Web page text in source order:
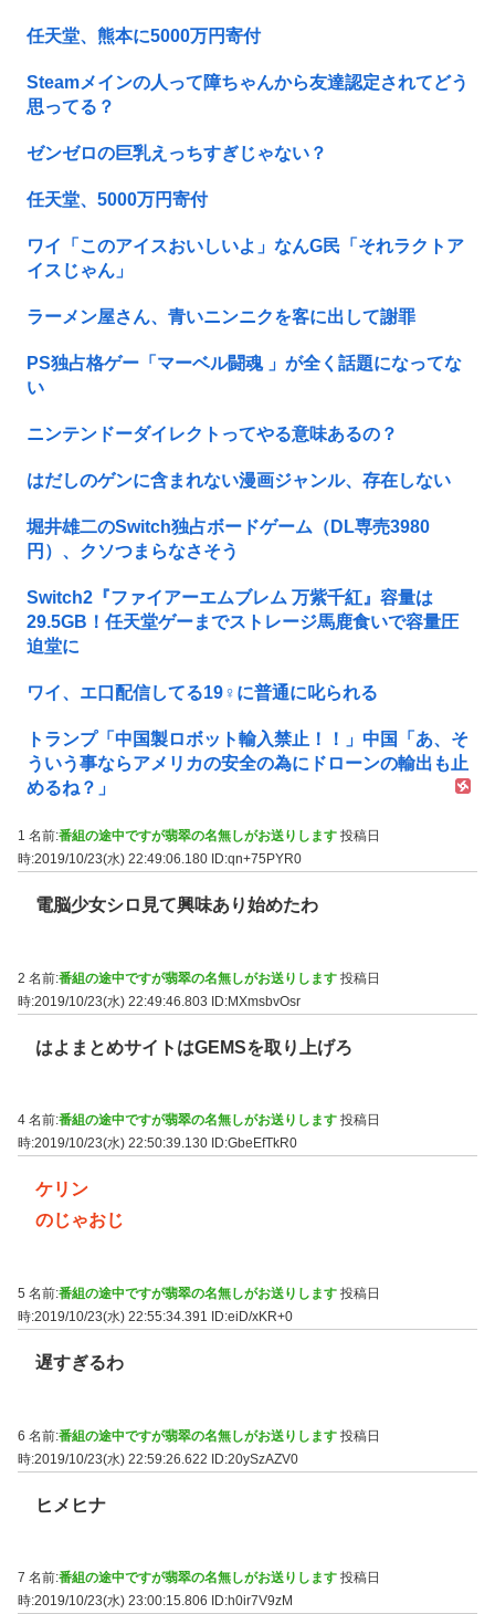
任天堂、熊本に5000万円寄付
Steamメインの人って障ちゃんから友達認定されてどう
思ってる？
ゼンゼロの巨乳えっちすぎじゃない？
任天堂、5000万円寄付
ワイ「このアイスおいしいよ」なんG民「それラクトア
イスじゃん」
ラーメン屋さん、青いニンニクを客に出して謝罪
PS独占格ゲー「マーベル闘魂 」が全く話題になってな
い
ニンテンドーダイレクトってやる意味あるの？
はだしのゲンに含まれない漫画ジャンル、存在しない
堀井雄二のSwitch独占ボードゲーム（DL専売3980
円）、クソつまらなさそう
Switch2『ファイアーエムブレム 万紫千紅』容量は
29.5GB！任天堂ゲーまでストレージ馬鹿食いで容量圧
迫堂に
ワイ、エ口配信してる19♀に普通に叱られる
トランプ「中国製ロボット輸入禁止！！」中国「あ、そ
ういう事ならアメリカの安全の為にドローンの輸出も止
めるね？」
1 名前:番組の途中ですが翡翠の名無しがお送りします 投稿日
時:2019/10/23(水) 22:49:06.180 ID:qn+75PYR0
電脳少女シロ見て興味あり始めたわ
2 名前:番組の途中ですが翡翠の名無しがお送りします 投稿日
時:2019/10/23(水) 22:49:46.803 ID:MXmsbvOsr
はよまとめサイトはGEMSを取り上げろ
4 名前:番組の途中ですが翡翠の名無しがお送りします 投稿日
時:2019/10/23(水) 22:50:39.130 ID:GbeEfTkR0
ケリン
のじゃおじ
5 名前:番組の途中ですが翡翠の名無しがお送りします 投稿日
時:2019/10/23(水) 22:55:34.391
ID:eiD/xKR+0
遅すぎるわ
6 名前:番組の途中ですが翡翠の名無しがお送りします 投稿日
時:2019/10/23(水) 22:59:26.622 ID:20ySzAZV0
ヒメヒナ
7 名前:番組の途中ですが翡翠の名無しがお送りします 投稿日
時:2019/10/23(水) 23:00:15.806
ID:h0ir7V9zM